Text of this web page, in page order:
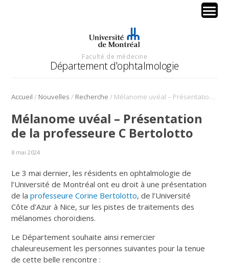
Faculté de médecine
Département d'ophtalmologie
Accueil / Nouvelles / Recherche / Mélanome uvéal – Présentation de la professeure C Bertolotto
Mélanome uvéal – Présentation
de la professeure C Bertolotto
8 mai 2024
Le 3 mai dernier, les résidents en ophtalmologie de
l’Université de Montréal ont eu droit à une présentation
de laprofesseure Corine Bertolotto, de l’Université
Côte d’Azur à Nice, sur les pistes de traitements des
mélanomes choroïdiens.
Le Département souhaite ainsi remercier
chaleureusement les personnes suivantes pour la tenue
de cette belle rencontre :